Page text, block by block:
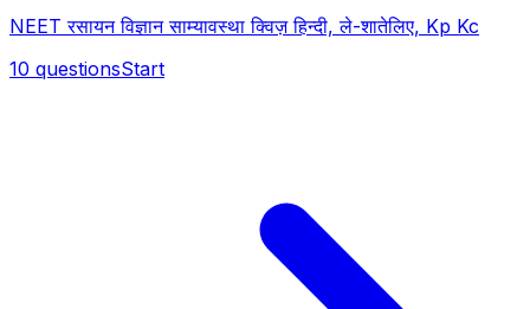
NEET रसायन विज्ञान साम्यावस्था क्विज़ हिन्दी, ले-शातेलिए, Kp Kc
10 questionsStart